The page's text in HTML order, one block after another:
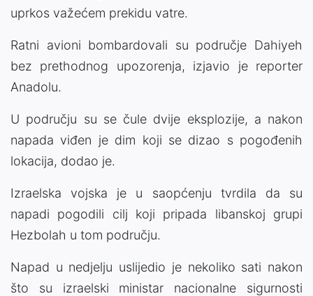
uprkos važećem prekidu vatre.
Ratni avioni bombardovali su područje Dahiyeh
bez prethodnog upozorenja, izjavio je reporter
Anadolu.
U području su se čule dvije eksplozije, a nakon
napada viđen je dim koji se dizao s pogođenih
lokacija, dodao je.
Izraelska vojska je u saopćenju tvrdila da su
napadi pogodili cilj koji pripada libanskoj grupi
Hezbolah u tom području.
Napad u nedjelju uslijedio je nekoliko sati nakon
što su izraelski ministar nacionalne sigurnosti